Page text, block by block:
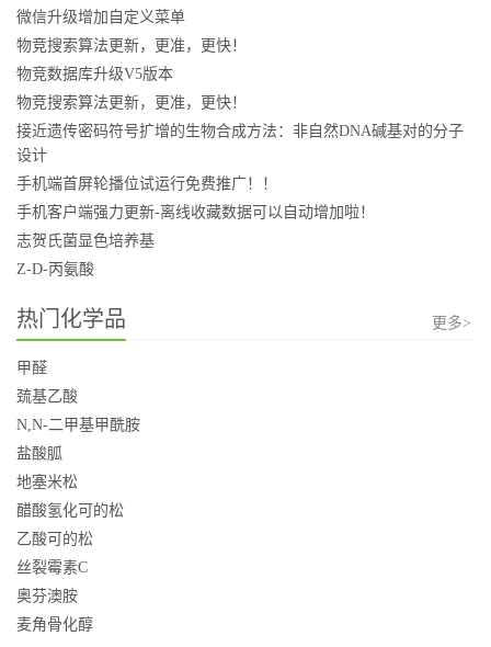
微信升级增加自定义菜单
物竞搜索算法更新，更准，更快！
物竞数据库升级V5版本
物竞搜索算法更新，更准，更快！
接近遗传密码符号扩增的生物合成方法：非自然DNA碱基对的分子
设计
手机端首屏轮播位试运行免费推广！！
手机客户端强力更新-离线收藏数据可以自动增加啦！
志贺氏菌显色培养基
Z-D-丙氨酸
热门化学品 更多>
甲醛
巯基乙酸
N,N-二甲基甲酰胺
盐酸胍
地塞米松
醋酸氢化可的松
乙酸可的松
丝裂霉素C
奥芬澳胺
麦角骨化醇